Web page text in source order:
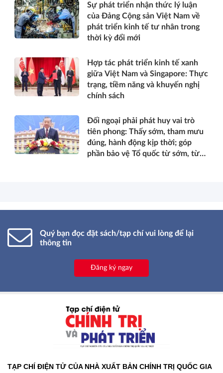
Sự phát triển nhận thức lý luận
của Đảng Cộng sản Việt Nam về
phát triển kinh tế tư nhân trong
thời kỳ đổi mới
Hợp tác phát triển kinh tế xanh
giữa Việt Nam và Singapore: Thực
trạng, tiềm năng và khuyến nghị
chính sách
Đối ngoại phải phát huy vai trò
tiên phong: Thấy sớm, tham mưu
đúng, hành động kịp thời; góp
phần bảo vệ Tổ quốc từ sớm, từ
Quý bạn đọc đặt sách/tạp chí vui lòng để lại
thông tin
Đăng ký ngay
TẠP CHÍ ĐIỆN TỬ CỦA NHÀ XUẤT BẢN CHÍNH TRỊ QUỐC GIA